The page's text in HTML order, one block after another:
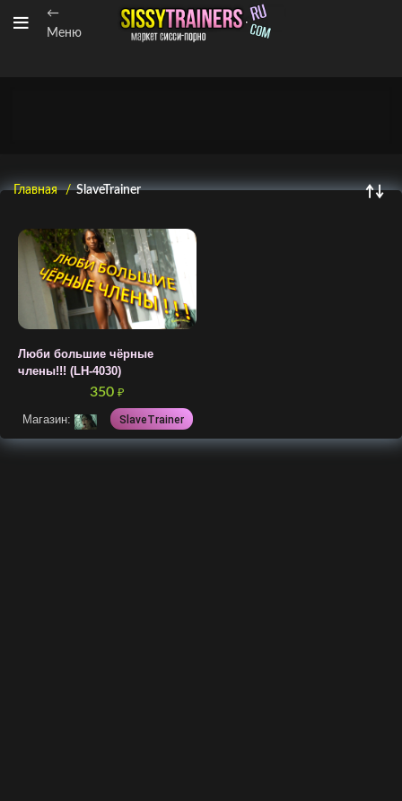
←
Меню
Главная SlaveTrainer
Люби большие чёрные
члены!!! (LH-4030)
350 ₽
Магазин: SlaveTrainer